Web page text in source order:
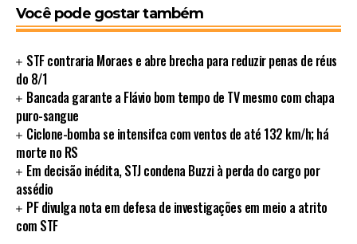
Você pode gostar também
STF contraria Moraes e abre brecha para reduzir penas de réus
do 8/1
Bancada garante a Flávio bom tempo de TV mesmo com chapa
puro-sangue
Ciclone-bomba se intensifca com ventos de até 132 km/h; há
morte no RS
Em decisão inédita, STJ condena Buzzi à perda do cargo por
assédio
PF divulga nota em defesa de investigações em meio a atrito
com STF